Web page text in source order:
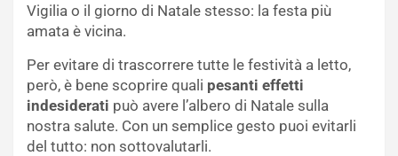
Vigilia o il giorno di Natale stesso: la festa più
amata è vicina.
Per evitare di trascorrere tutte le festività a letto,
però, è bene scoprire quali pesanti effetti
indesiderati può avere l’albero di Natale sulla
nostra salute. Con un semplice gesto puoi evitarli
del tutto: non sottovalutarli.